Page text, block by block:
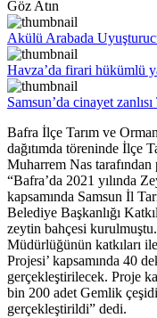
Göz Atın
Akülü Arabada
Havza’da firari hükümlü
Samsun’da cinayet
Bafra İlçe Tarım ve
dağıtımda töreninde İlçe
Muharrem Nas tarafından
“Bafra’da 2021 yılında
kapsamında Samsun İl
Belediye Başkanlığı
zeytin bahçesi
Müdürlüğünün katkıları
Projesi’ kapsamında 40
gerçekleştirilecek. Proje
bin 200 adet Gemlik çeşidi
gerçekleştirildi” dedi.